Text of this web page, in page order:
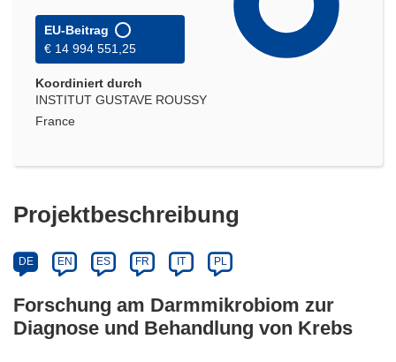
EU-Beitrag
€ 14 994 551,25
Koordiniert durch
INSTITUT GUSTAVE ROUSSY
France
Projektbeschreibung
DE EN ES FR IT PL
Forschung am Darmmikrobiom zur
Diagnose und Behandlung von Krebs